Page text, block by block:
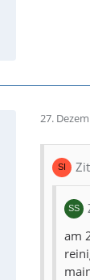
27.
am